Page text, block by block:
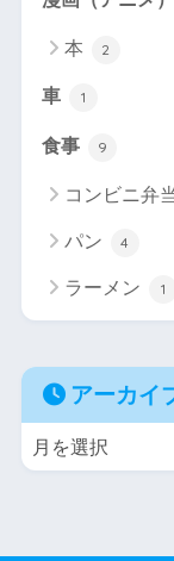
本 2
車 1
食事 9
コンビニ弁
パン 4
ラーメン 1
アーカイ